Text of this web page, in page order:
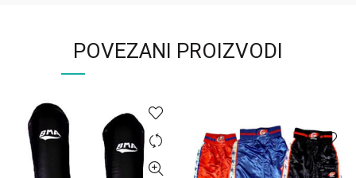
POVEZANI PROIZVODI